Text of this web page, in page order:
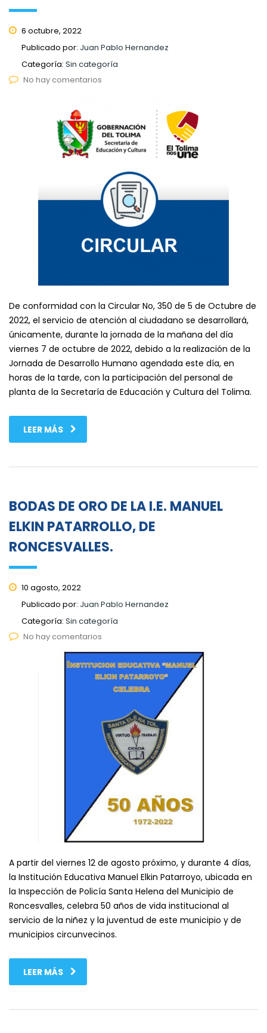
6 octubre, 2022
Publicado por: Juan Pablo Hernandez
Categoría: Sin categoría
No hay comentarios
De conformidad con la Circular No, 350 de 5 de Octubre de
2022, el servicio de atención al ciudadano se desarrollará,
únicamente, durante la jornada de la mañana del día
viernes 7 de octubre de 2022, debido a la realización de la
Jornada de Desarrollo Humano agendada este día, en
horas de la tarde, con la participación del personal de
planta de la Secretaría de Educación y Cultura del Tolima.
LEER MÁS
BODAS DE ORO DE LA I.E. MANUEL
ELKIN PATARROLLO, DE
RONCESVALLES.
10 agosto, 2022
Publicado por: Juan Pablo Hernandez
Categoría: Sin categoría
No hay comentarios
A partir del viernes 12 de agosto próximo, y durante 4 días,
la Institución Educativa Manuel Elkin Patarroyo, ubicada en
la Inspección de Policía Santa Helena del Municipio de
Roncesvalles, celebra 50 años de vida institucional al
servicio de la niñez y la juventud de este municipio y de
municipios circunvecinos.
LEER MÁS